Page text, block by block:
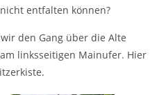
entfalten können?
den Gang über die Alte
linksseitigen Mainufer. Hier